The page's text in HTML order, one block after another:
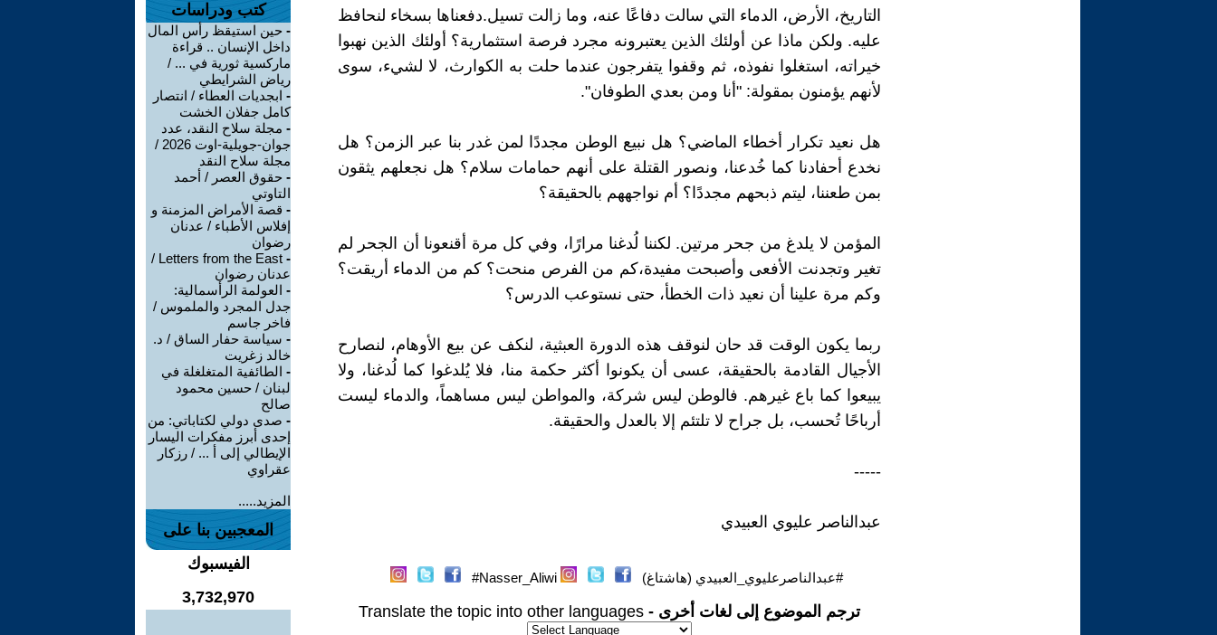
التاريخ، الأرض، الدماء التي سالت دفاعًا عنه، وما زالت تسيل.دفعناها بسخاء لنحافظ
عليه. ولكن ماذا عن أولئك الذين يعتبرونه مجرد فرصة استثمارية؟ أولئك الذين نهبوا
خيراته، استغلوا نفوذه، ثم وقفوا يتفرجون عندما حلت به الكوارث، لا لشيء، سوى
لأنهم يؤمنون بمقولة: "أنا ومن بعدي الطوفان".
هل نعيد تكرار أخطاء الماضي؟ هل نبيع الوطن مجددًا لمن غدر بنا عبر الزمن؟ هل
نخدع أحفادنا كما خُدعنا، ونصور القتلة على أنهم حمامات سلام؟ هل نجعلهم يثقون
بمن طعننا، ليتم ذبحهم مجددًا؟ أم نواجههم بالحقيقة؟
المؤمن لا يلدغ من جحر مرتين. لكننا لُدغنا مرارًا، وفي كل مرة أقنعونا أن الجحر لم
تغير وتجدنت الأفعى وأصبحت مفيدة،كم من الفرص منحت؟ كم من الدماء أريقت؟
وكم مرة علينا أن نعيد ذات الخطأ، حتى نستوعب الدرس؟
ربما يكون الوقت قد حان لنوقف هذه الدورة العبثية، لنكف عن بيع الأوهام، لنصارح
الأجيال القادمة بالحقيقة، عسى أن يكونوا أكثر حكمة منا، فلا يُلدغوا كما لُدغنا، ولا
يبيعوا كما باع غيرهم. فالوطن ليس شركة، والمواطن ليس مساهماً، والدماء ليست
أرباحًا تُحسب، بل جراح لا تلتئم إلا بالعدل والحقيقة.
-----
عبدالناصر عليوي العبيدي
#عبدالناصرعليوي_العبيدي (هاشتاغ) Nasser_Aliwi#
ترجم الموضوع إلى لغات أخرى - Translate the topic into other languages
كتب ودراسات
- حين استيقظ رأس المال
داخل الإنسان .. قراءة
ماركسية ثورية في ... /
رياض الشرايطي
- ابجديات العطاء / انتصار
كامل جفلان الخشت
- مجلة سلاح النقد، عدد
جوان-جويلية-اوت 2026 /
مجلة سلاح النقد
- حقوق العصر / أحمد
التاوتي
- قصة الأمراض المزمنة و
إفلاس الأطباء / عدنان
رضوان
-
Letters from the East /
عدنان رضوان
- العولمة الرأسمالية:
جدل المجرد والملموس /
فاخر جاسم
- سياسة حفار الساق / د.
خالد زغريت
- الطائفية المتغلغلة في
لبنان / حسين محمود
صالح
- صدى دولي لكتاباتي: من
إحدى أبرز مفكرات اليسار
الإيطالي إلى أ ... / رزكار
عقراوي
المزيد.....
المعجبين بنا على
الفيسبوك
3,732,970